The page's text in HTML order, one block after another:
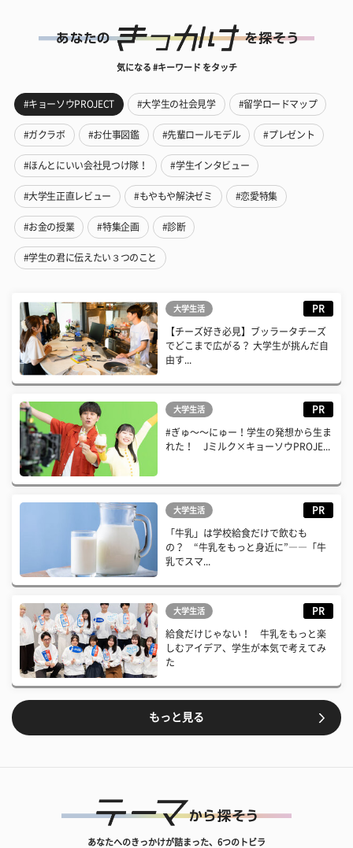
気になる #キーワード をタッチ
#キョーソウPROJECT #大学生の社会見学 #留学ロードマップ
#ガクラボ #お仕事図鑑 #先輩ロールモデル #プレゼント
#ほんとにいい会社見つけ隊！ #学生インタビュー
#大学生正直レビュー #もやもや解決ゼミ #恋愛特集
#お金の授業 #特集企画 #診断
#学生の君に伝えたい３つのこと
大学生活 PR
【チーズ好き必見】ブッラータチーズ
でどこまで広がる？ 大学生が挑んだ自
由す...
大学生活 PR
#ぎゅ〜〜にゅー！学生の発想から生ま
れた！ Jミルク×キョーソウPROJE...
大学生活 PR
「牛乳」は学校給食だけで飲むも
の？ “牛乳をもっと身近に”――「牛
乳でスマ...
大学生活 PR
給食だけじゃない！ 牛乳をもっと楽
しむアイデア、学生が本気で考えてみ
た
もっと見る
あなたへのきっかけが詰まった、6つのトビラ